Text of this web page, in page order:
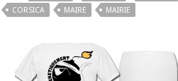
CORSICA
MAIRE MAIRIE